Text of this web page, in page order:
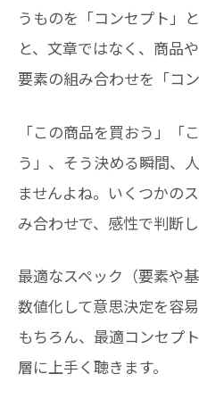
うものを「コンセプト」
と、文章ではなく、商品
要素の組み合わせを「コ
「この商品を買おう」「
う」、そう決める瞬間、
ませんよね。いくつかの
み合わせで、感性で判断し
最適なスペック（要素や
数値化して意思決定を容
もちろん、最適コンセプ
層に上手く聴きます。